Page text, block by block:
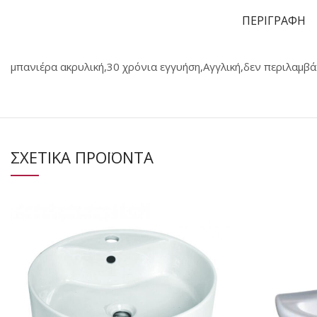
ΠΕΡΙΓΡΑΦΗ
μπανιέρα ακρυλική,30 χρόνια εγγυήση,Αγγλική,δεν
ΣΧΕΤΙΚΑ ΠΡΟΪΟΝΤΑ